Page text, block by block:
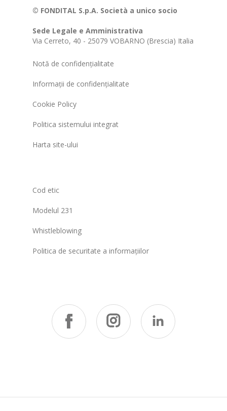
© FONDITAL S.p.A. Società a unico socio
Sede Legale e Amministrativa
Via Cerreto, 40 - 25079 VOBARNO (Brescia) Italia
Notă de confidențialitate
Informații de confidențialitate
Cookie Policy
Politica sistemului integrat
Harta site-ului
Cod etic
Modelul 231
Whistleblowing
Politica de securitate a informațiilor